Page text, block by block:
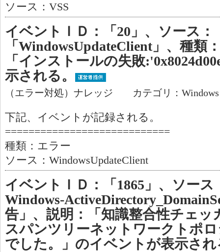
ソース：VSS
イベントＩＤ：「20」、ソース：
「WindowsUpdateClient」、種類
「インストールの失敗
示される。
（エラー対処）ナレッジ カテゴリ：
下記、イベントが記録される。
============================
種類：エラー
ソース：WindowsUpdateClient
イベントＩＤ：「1865」、ソース
Windows-
告」、説明：「知識整合性チェッ
スパンツリーネットワークトポ
でした。」のイベントが表示され